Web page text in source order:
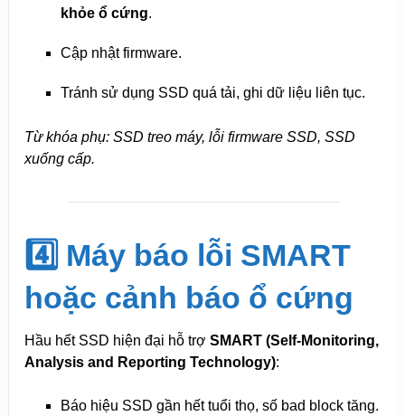
khỏe ổ cứng.
Cập nhật firmware.
Tránh sử dụng SSD quá tải, ghi dữ liệu liên tục.
Từ khóa phụ: SSD treo máy, lỗi firmware SSD, SSD
xuống cấp.
4️⃣ Máy báo lỗi SMART
hoặc cảnh báo ổ cứng
Hầu hết SSD hiện đại hỗ trợ SMART (Self-Monitoring,
Analysis and Reporting Technology):
Báo hiệu SSD gần hết tuổi thọ, số bad block tăng.